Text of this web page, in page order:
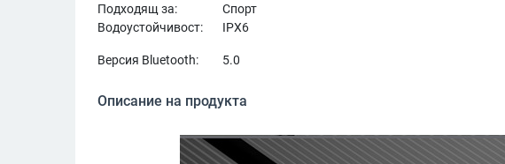
Подходящ за:
Спорт
Водоустойчивост:
IPX6
Версия Bluetooth: 5.0
Описание на продукта